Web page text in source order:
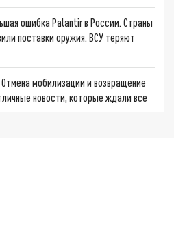
ошибка Palantir в России. Страны
поставки оружия. ВСУ теряют
мобилизации и возвращение
новости, которые ждали все